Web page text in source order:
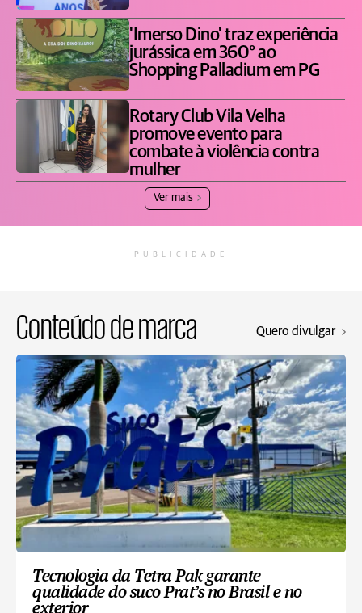
'Imerso Dino' traz experiência
jurássica em 360° ao
Shopping Palladium em PG
Rotary Club Vila Velha
promove evento para
combate à violência contra
mulher
Ver mais
PUBLICIDADE
Conteúdo de marca Quero divulgar
Tecnologia da Tetra Pak garante
qualidade do suco Prat’s no Brasil e no
exterior